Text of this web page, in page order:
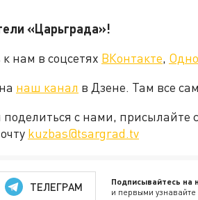
«Царьграда»!
нам в соцсетях ВКонтакте,
наш канал в Дзене. Там все
поделиться с нами,
kuzbas@tsargrad.tv
ТЕЛЕГРАМ Подписывайтесь на
и первыми